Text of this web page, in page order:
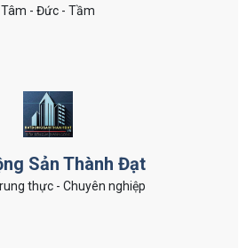
Tâm - Đức - Tầm
Sản Thành Đạt
thực - Chuyên nghiệp